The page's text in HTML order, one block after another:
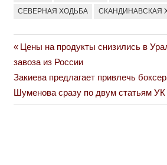
СЕВЕРНАЯ ХОДЬБА СКАНДИНАВСКАЯ
Навигация
по
записям
Previous
Post:
Цены на продукты снизились в
завоза из России
Next
Post:
Закиева предлагает привлечь
Шуменова сразу по двум статьям